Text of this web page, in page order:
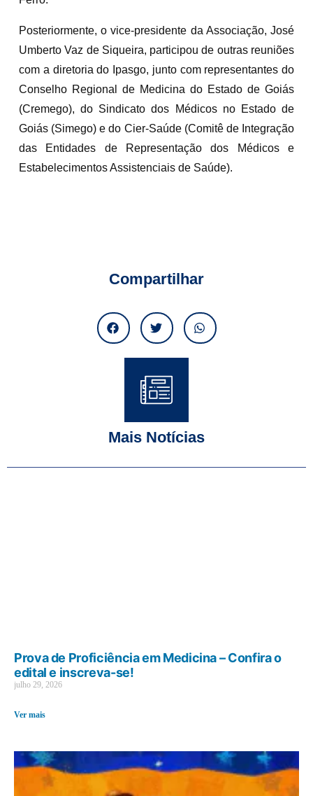
Posteriormente, o vice-presidente da Associação, José
Umberto Vaz de Siqueira, participou de outras reuniões
com a diretoria do Ipasgo, junto com representantes do
Conselho Regional de Medicina do Estado de Goiás
(Cremego), do Sindicato dos Médicos no Estado de
Goiás (Simego) e do Cier-Saúde (Comitê de Integração
das Entidades de Representação dos Médicos e
Estabelecimentos Assistenciais de Saúde).
Compartilhar
Mais Notícias
Prova de Proficiência em Medicina – Confira o
edital e inscreva-se!
julho 29, 2026
Ver mais